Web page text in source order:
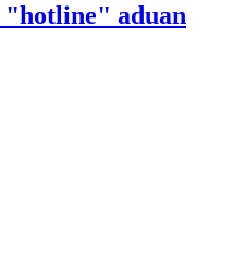
"hotline" aduan